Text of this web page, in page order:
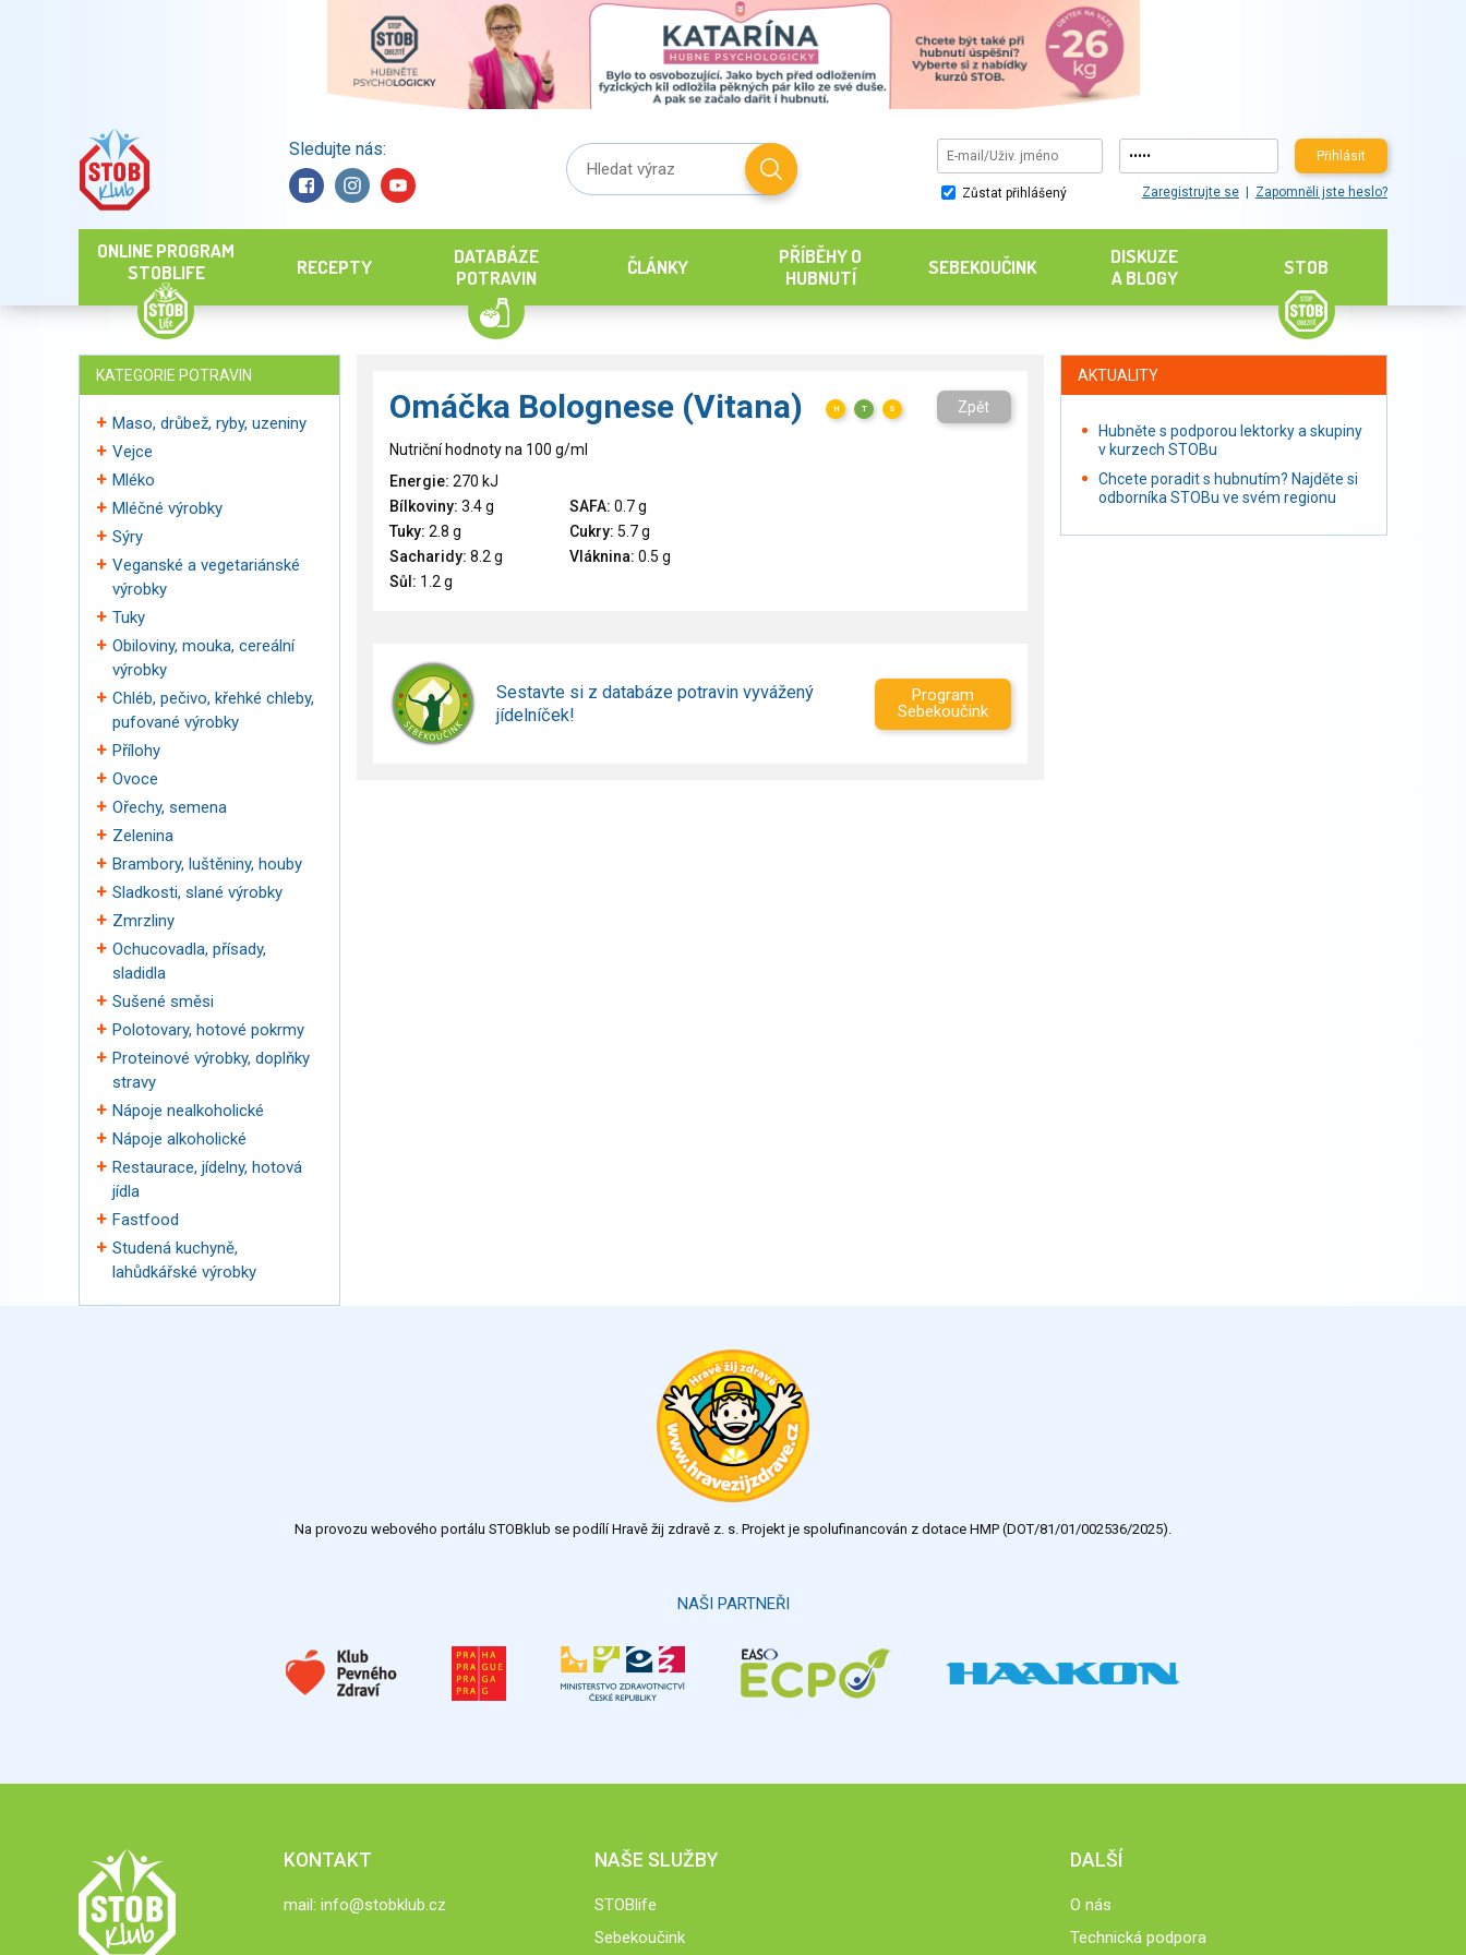
Sledujte nás: Přihlásit
Zůstat přihlášený Zaregistrujte se Zapomněli jste heslo?
ONLINE PROGRAM
STOBLIFE
RECEPTY
DATABÁZE
POTRAVIN
ČLÁNKY
PŘÍBĚHY O
HUBNUTÍ
SEBEKOUČINK
DISKUZE
A BLOGY
STOB
KATEGORIE POTRAVIN
Maso, drůbež, ryby, uzeniny
Vejce
Mléko
Mléčné výrobky
Sýry
Veganské a vegetariánské
výrobky
Tuky
Obiloviny, mouka, cereální
výrobky
Chléb, pečivo, křehké chleby,
pufované výrobky
Přílohy
Ovoce
Ořechy, semena
Zelenina
Brambory, luštěniny, houby
Sladkosti, slané výrobky
Zmrzliny
Ochucovadla, přísady,
sladidla
Sušené směsi
Polotovary, hotové pokrmy
Proteinové výrobky, doplňky
stravy
Nápoje nealkoholické
Nápoje alkoholické
Restaurace, jídelny, hotová
jídla
Fastfood
Studená kuchyně,
lahůdkářské výrobky
Omáčka Bolognese (Vitana) H T S Zpět
Nutriční hodnoty na 100 g/ml
Energie: 270 kJ
Bílkoviny: 3.4 g SAFA: 0.7 g
Tuky: 2.8 g Cukry: 5.7 g
Sacharidy: 8.2 g Vláknina: 0.5 g
Sůl: 1.2 g
Sestavte si z databáze potravin vyvážený
jídelníček!
Program
Sebekoučink
AKTUALITY
Hubněte s podporou lektorky a skupiny
v kurzech STOBu
Chcete poradit s hubnutím? Najděte si
odborníka STOBu ve svém regionu
Na provozu webového portálu STOBklub se podílí Hravě žij zdravě z. s. Projekt je spolufinancován z dotace HMP (DOT/81/01/002536/2025).
NAŠI PARTNEŘI
KONTAKT
mail: info@stobklub.cz
NAŠE SLUŽBY
STOBlife
Sebekoučink
DALŠÍ
O nás
Technická podpora